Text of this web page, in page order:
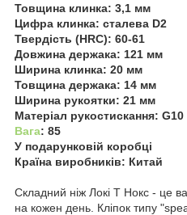
Товщина клинка: 3,1 мм
Цифра клинка: сталева D2
Твердість (HRC): 60-61
Довжина держака: 121 мм
Ширина клинка: 20 мм
Товщина держака: 14 мм
Ширина рукоятки: 21 мм
Матеріал рукостискання: G10
Вага: 85
У подарунковій коробці
Країна виробників: Китай
Складний ніж Локі Т Нокс - це
на кожен день. Кліпок типу